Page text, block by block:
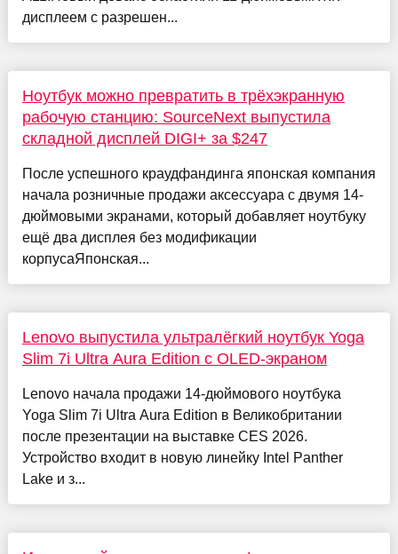
дисплеем с разрешен...
Ноутбук можно превратить в трёхэкранную
рабочую станцию: SourceNext выпустила
складной дисплей DIGI+ за $247
После успешного краудфандинга японская компания
начала розничные продажи аксессуара с двумя 14-
дюймовыми экранами, который добавляет ноутбуку
ещё два дисплея без модификации
корпусаЯпонская...
Lenovo выпустила ультралёгкий ноутбук Yoga
Slim 7i Ultra Aura Edition с OLED-экраном
Lenovo начала продажи 14-дюймового ноутбука
Yoga Slim 7i Ultra Aura Edition в Великобритании
после презентации на выставке CES 2026.
Устройство входит в новую линейку Intel Panther
Lake и з...